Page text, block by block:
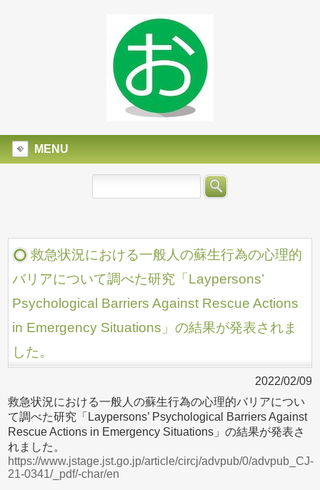
MENU
救急状況における一般人の蘇生行為の心理的
バリアについて調べた研究「Laypersons’
Psychological Barriers Against Rescue Actions
in Emergency Situations」の結果が発表されま
した。
2022/02/09
救急状況における一般人の蘇生行為の心理的バリアについ
て調べた研究「Laypersons’ Psychological Barriers Against
Rescue Actions in Emergency Situations」の結果が発表さ
れました。
https://www.jstage.jst.go.jp/article/circj/advpub/0/advpub_CJ-
21-0341/_pdf/-char/en